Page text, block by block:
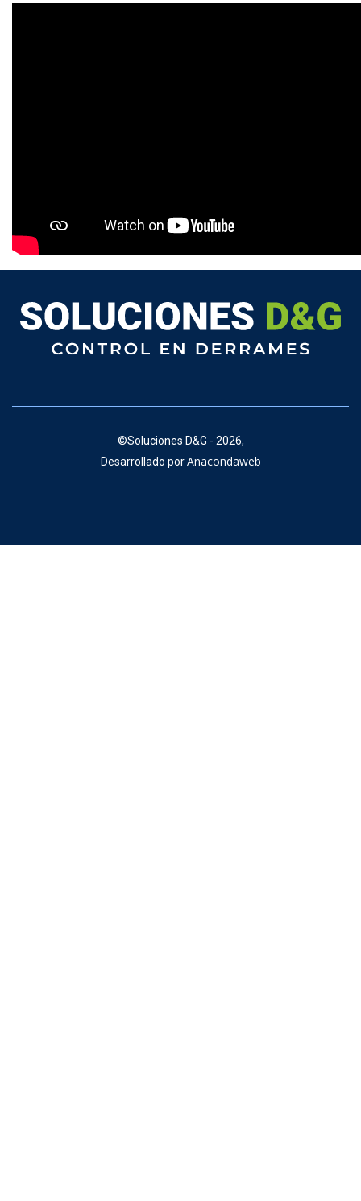
©Soluciones D&G - 2026,
Desarrollado por Anacondaweb